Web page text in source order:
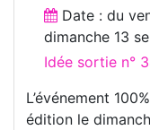
Date : du
dimanche 13
Idée sortie n°
L’événement
édition le